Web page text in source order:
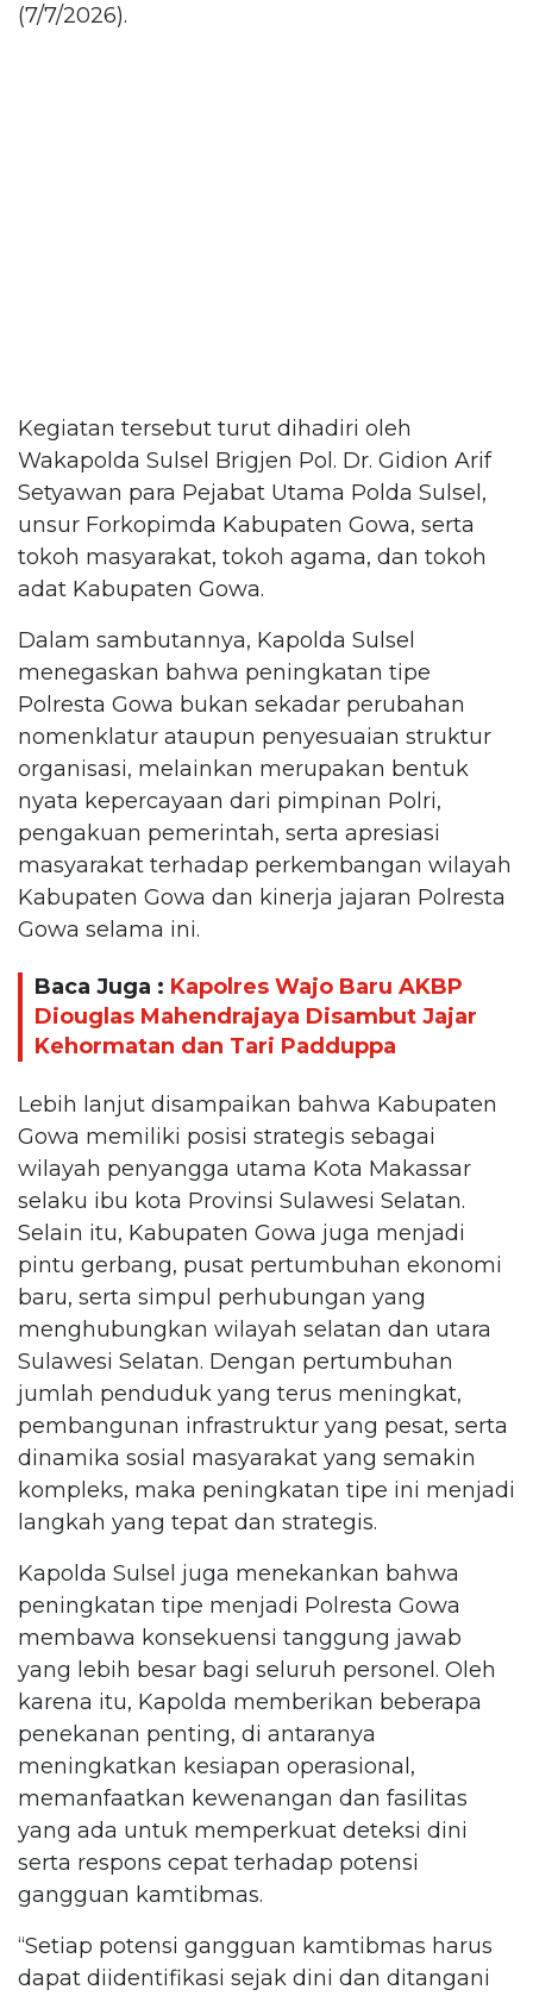
(7/7/2026).
Kegiatan tersebut turut dihadiri oleh
Wakapolda Sulsel Brigjen Pol. Dr. Gidion Arif
Setyawan para Pejabat Utama Polda Sulsel,
unsur Forkopimda Kabupaten Gowa, serta
tokoh masyarakat, tokoh agama, dan tokoh
adat Kabupaten Gowa.
Dalam sambutannya, Kapolda Sulsel
menegaskan bahwa peningkatan tipe
Polresta Gowa bukan sekadar perubahan
nomenklatur ataupun penyesuaian struktur
organisasi, melainkan merupakan bentuk
nyata kepercayaan dari pimpinan Polri,
pengakuan pemerintah, serta apresiasi
masyarakat terhadap perkembangan wilayah
Kabupaten Gowa dan kinerja jajaran Polresta
Gowa selama ini.
Baca Juga : Kapolres Wajo Baru AKBP
Diouglas Mahendrajaya Disambut Jajar
Kehormatan dan Tari Padduppa
Lebih lanjut disampaikan bahwa Kabupaten
Gowa memiliki posisi strategis sebagai
wilayah penyangga utama Kota Makassar
selaku ibu kota Provinsi Sulawesi Selatan.
Selain itu, Kabupaten Gowa juga menjadi
pintu gerbang, pusat pertumbuhan ekonomi
baru, serta simpul perhubungan yang
menghubungkan wilayah selatan dan utara
Sulawesi Selatan. Dengan pertumbuhan
jumlah penduduk yang terus meningkat,
pembangunan infrastruktur yang pesat, serta
dinamika sosial masyarakat yang semakin
kompleks, maka peningkatan tipe ini menjadi
langkah yang tepat dan strategis.
Kapolda Sulsel juga menekankan bahwa
peningkatan tipe menjadi Polresta Gowa
membawa konsekuensi tanggung jawab
yang lebih besar bagi seluruh personel. Oleh
karena itu, Kapolda memberikan beberapa
penekanan penting, di antaranya
meningkatkan kesiapan operasional,
memanfaatkan kewenangan dan fasilitas
yang ada untuk memperkuat deteksi dini
serta respons cepat terhadap potensi
gangguan kamtibmas.
“Setiap potensi gangguan kamtibmas harus
dapat diidentifikasi sejak dini dan ditangani